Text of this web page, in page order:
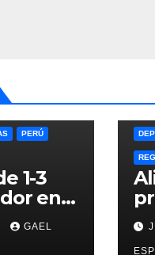
PERÚ
1-3
en
lidera
GAEL